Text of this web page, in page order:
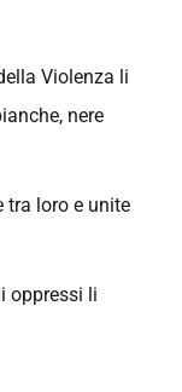
Violenza li
nere
tra loro e unite
oppressi li